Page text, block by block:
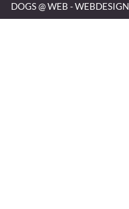
DOGS @ WEB - WEBDESIGN